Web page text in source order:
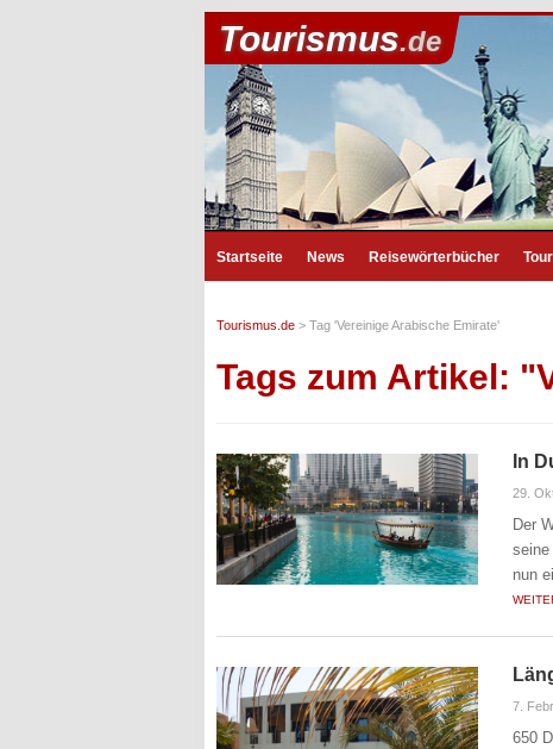
Tourismus.de
Startseite News Reisewörterbücher
Tourismus.de > Tag 'Vereinige Arabische Emirate'
Tags zum Artikel:
In
29.
Der
nun
7.
650